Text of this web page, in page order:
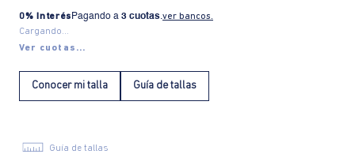
0% Interés Pagando a 3 cuotas.ver bancos.
Cargando...
Ver cuotas...
Conocer mi talla Guía de tallas
Guía de tallas